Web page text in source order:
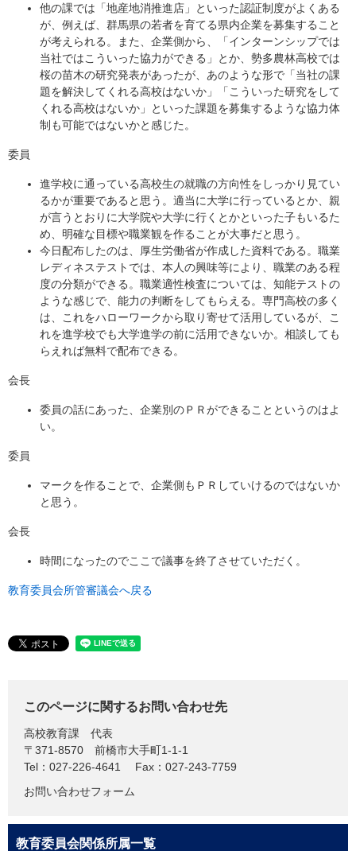
他の課では「地産地消推進店」といった認証制度がよくある
が、例えば、群馬県の若者を育てる県内企業を募集すること
が考えられる。また、企業側から、「インターンシップでは
当社ではこういった協力ができる」とか、勢多農林高校では
桜の苗木の研究発表があったが、あのような形で「当社の課
題を解決してくれる高校はないか」「こういった研究をして
くれる高校はないか」といった課題を募集するような協力体
制も可能ではないかと感じた。
委員
進学校に通っている高校生の就職の方向性をしっかり見てい
るかが重要であると思う。適当に大学に行っているとか、親
が言うとおりに大学院や大学に行くとかといった子もいるた
め、明確な目標や職業観を作ることが大事だと思う。
今日配布したのは、厚生労働省が作成した資料である。職業
レディネステストでは、本人の興味等により、職業のある程
度の分類ができる。職業適性検査については、知能テストの
ような感じで、能力の判断をしてもらえる。専門高校の多く
は、これをハローワークから取り寄せて活用しているが、こ
れを進学校でも大学進学の前に活用できないか。相談しても
らえれば無料で配布できる。
会長
委員の話にあった、企業別のＰＲができることというのはよ
い。
委員
マークを作ることで、企業側もＰＲしていけるのではないか
と思う。
会長
時間になったのでここで議事を終了させていただく。
教育委員会所管審議会へ戻る
このページに関するお問い合わせ先
高校教育課
代表
〒371-8570
前橋市大手町1-1-1
Tel：027-226-4641
Fax：027-243-7759
お問い合わせフォーム
教育委員会関係所属一覧